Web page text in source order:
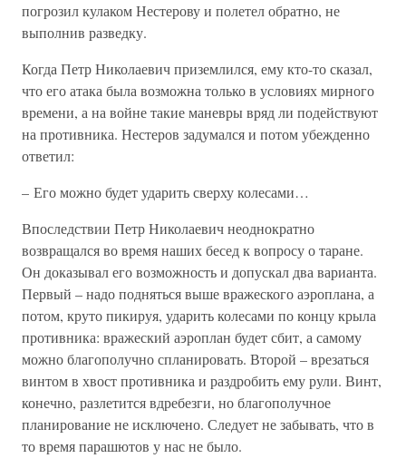
погрозил кулаком Нестерову и полетел обратно, не
выполнив разведку.
Когда Петр Николаевич приземлился, ему кто-то сказал,
что его атака была возможна только в условиях мирного
времени, а на войне такие маневры вряд ли подействуют
на противника. Нестеров задумался и потом убежденно
ответил:
– Его можно будет ударить сверху колесами…
Впоследствии Петр Николаевич неоднократно
возвращался во время наших бесед к вопросу о таране.
Он доказывал его возможность и допускал два варианта.
Первый – надо подняться выше вражеского аэроплана, а
потом, круто пикируя, ударить колесами по концу крыла
противника: вражеский аэроплан будет сбит, а самому
можно благополучно спланировать. Второй – врезаться
винтом в хвост противника и раздробить ему рули. Винт,
конечно, разлетится вдребезги, но благополучное
планирование не исключено. Следует не забывать, что в
то время парашютов у нас не было.